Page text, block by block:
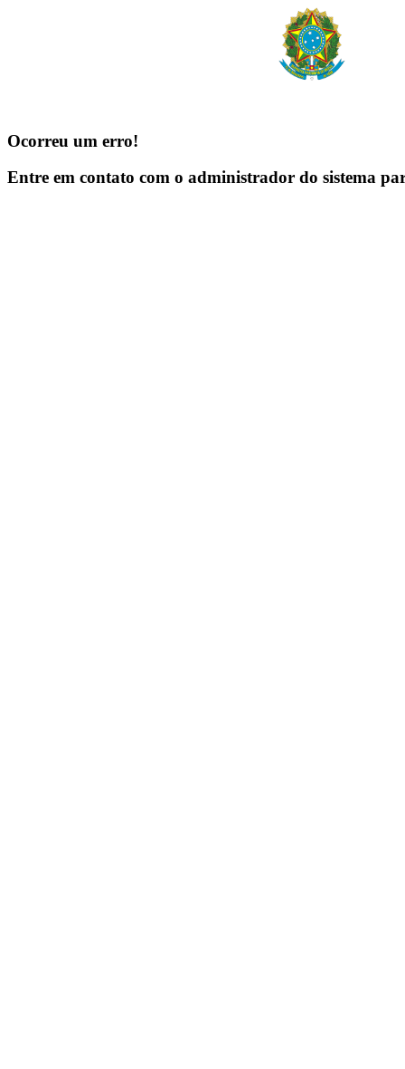
Ocorreu um erro!
Entre em contato com o administrador do sistema